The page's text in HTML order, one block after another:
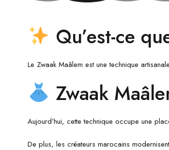
Qu’est-ce
Le Zwaak Maâlem est une technique
Zwaak
Aujourd’hui, cette technique occupe une
De plus, les créateurs marocains